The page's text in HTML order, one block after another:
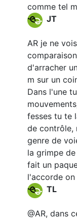
comme tel
JT
AR je ne
d'arracher
m sur un
Dans l'une
fesses tu te
de contrôle,
genre de
la grimpe
fait un
l'accorde on
TL
@AR, dans